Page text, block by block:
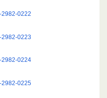
0222
0223
2982-0224
2982-0225